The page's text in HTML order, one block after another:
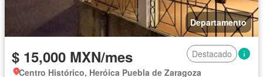
Departamento
$ 15,000 MXN/mes
Destacado
Centro Histórico, Heróica Puebla de Zaragoza